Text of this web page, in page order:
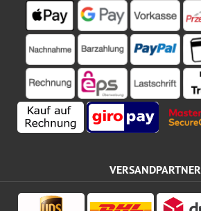
VERSANDPARTNER